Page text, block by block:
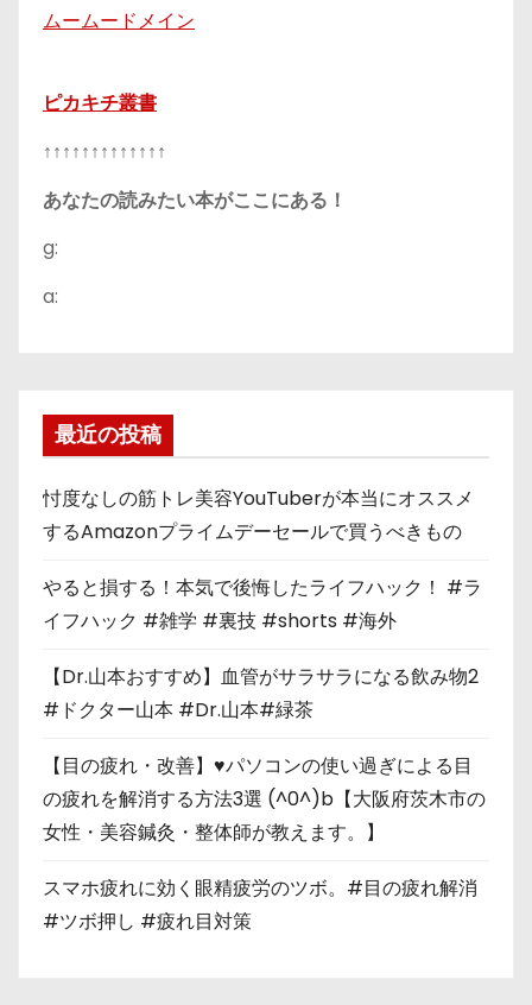
ムームードメイン
ピカキチ叢書
↑↑↑↑↑↑↑↑↑↑↑↑↑
あなたの読みたい本がここにある！
g:
a:
最近の投稿
忖度なしの筋トレ美容YouTuberが本当にオススメ
するAmazonプライムデーセールで買うべきもの
やると損する！本気で後悔したライフハック！ #ラ
イフハック #雑学 #裏技 #shorts #海外
【Dr.山本おすすめ】血管がサラサラになる飲み物2
#ドクター山本 #Dr.山本#緑茶
【目の疲れ・改善】♥パソコンの使い過ぎによる目
の疲れを解消する方法3選 (^0^)b【大阪府茨木市の
女性・美容鍼灸・整体師が教えます。】
スマホ疲れに効く眼精疲労のツボ。#目の疲れ解消
#ツボ押し #疲れ目対策